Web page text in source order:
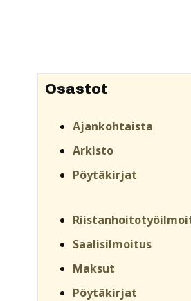
Osastot
Ajankohtaista
Arkisto
Pöytäkirjat
Saalisilmoitus
Maksut
Pöytäkirjat